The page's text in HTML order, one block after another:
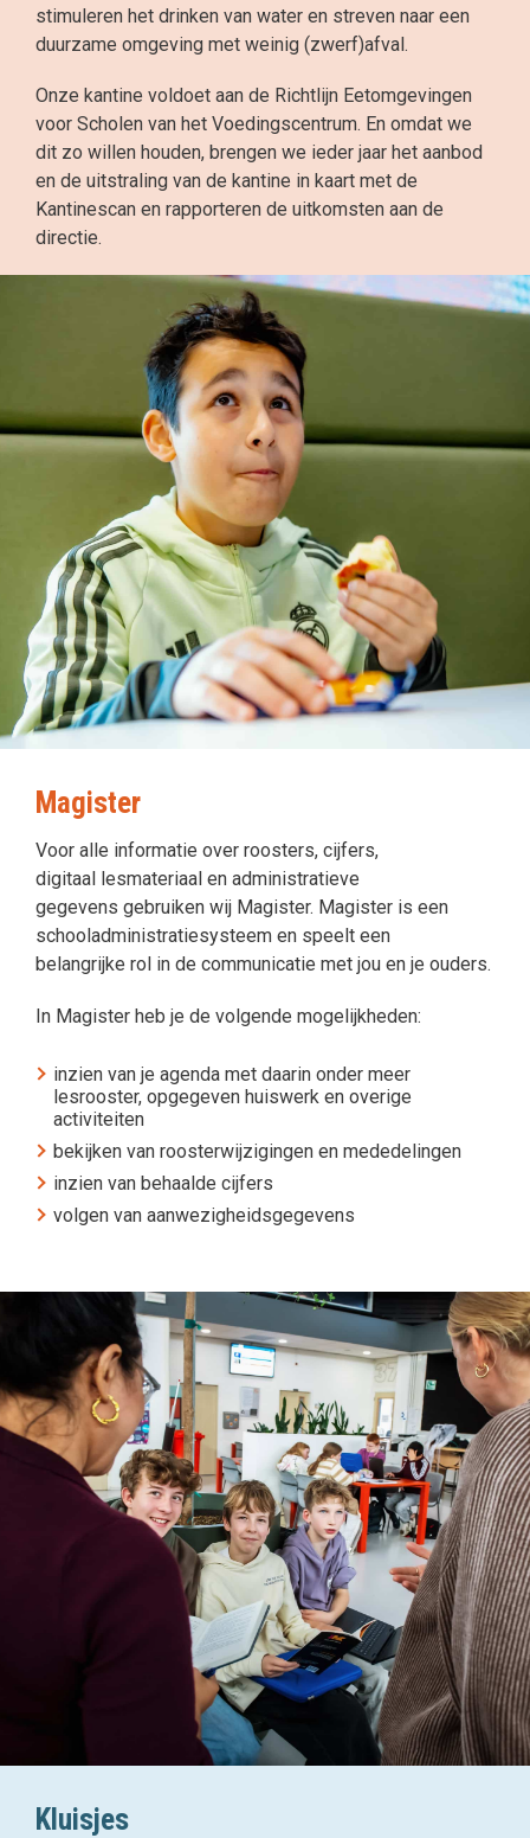
stimuleren het drinken van water en streven naar een
duurzame omgeving met weinig (zwerf)afval.
Onze kantine voldoet aan de Richtlijn Eetomgevingen
voor Scholen van het Voedingscentrum. En omdat we
dit zo willen houden, brengen we ieder jaar het aanbod
en de uitstraling van de kantine in kaart met de
Kantinescan en rapporteren de uitkomsten aan de
directie.
Magister
Voor alle informatie over roosters, cijfers,
digitaal lesmateriaal en administratieve
gegevens gebruiken wij Magister. Magister is een
schooladministratiesysteem en speelt een
belangrijke rol in de communicatie met jou en je ouders.
In Magister heb je de volgende mogelijkheden:
inzien van je agenda met daarin onder meer
lesrooster, opgegeven huiswerk en overige
activiteiten
bekijken van roosterwijzigingen en mededelingen
inzien van behaalde cijfers
volgen van aanwezigheidsgegevens
Kluisjes